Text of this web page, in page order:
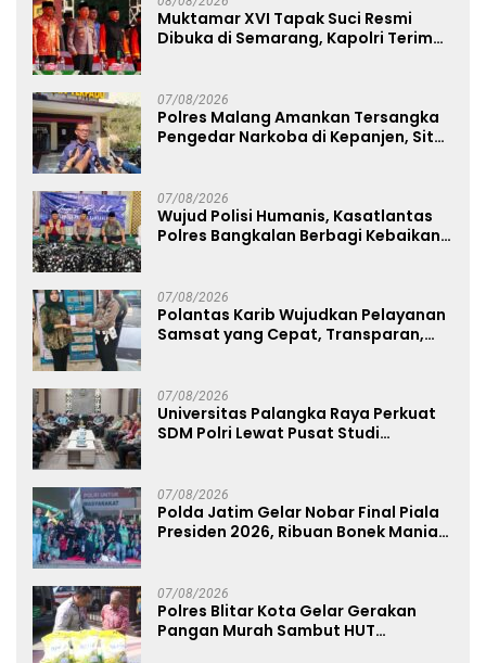
Muktamar XVI Tapak Suci Resmi
Dibuka di Semarang, Kapolri Terima
07/08/2026
Polres Malang Amankan Tersangka
Pengedar Narkoba di Kepanjen, Sita
07/08/2026
Wujud Polisi Humanis, Kasatlantas
Polres Bangkalan Berbagi Kebaikan
07/08/2026
Polantas Karib Wujudkan Pelayanan
Samsat yang Cepat, Transparan,
07/08/2026
Universitas Palangka Raya Perkuat
SDM Polri Lewat Pusat Studi
07/08/2026
Polda Jatim Gelar Nobar Final Piala
Presiden 2026, Ribuan Bonek Mania
07/08/2026
Polres Blitar Kota Gelar Gerakan
Pangan Murah Sambut HUT